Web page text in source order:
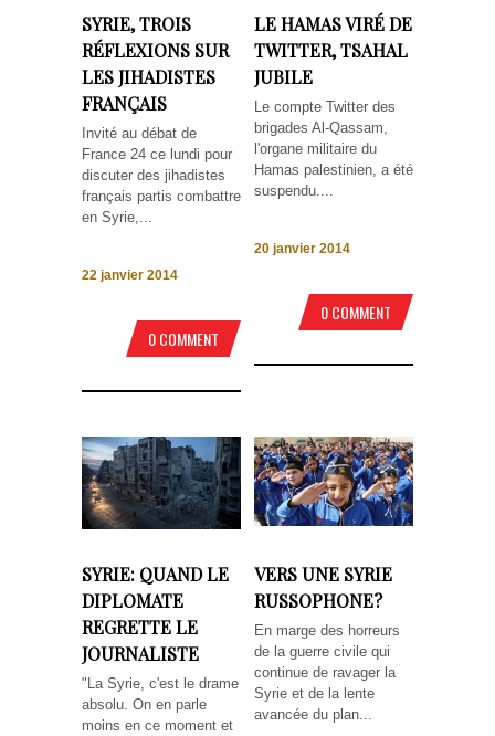
SYRIE, TROIS
RÉFLEXIONS SUR
LES JIHADISTES
FRANÇAIS
Invité au débat de
France 24 ce lundi pour
discuter des jihadistes
français partis combattre
en Syrie,...
22 janvier 2014
0 COMMENT
LE HAMAS VIRÉ DE
TWITTER, TSAHAL
JUBILE
Le compte Twitter des
brigades Al-Qassam,
l'organe militaire du
Hamas palestinien, a été
suspendu....
20 janvier 2014
0 COMMENT
SYRIE: QUAND LE
DIPLOMATE
REGRETTE LE
JOURNALISTE
"La Syrie, c'est le drame
absolu. On en parle
moins en ce moment et
VERS UNE SYRIE
RUSSOPHONE?
En marge des horreurs
de la guerre civile qui
continue de ravager la
Syrie et de la lente
avancée du plan...